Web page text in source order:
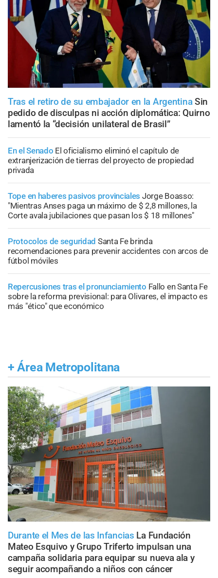
Tras el retiro de su embajador en la Argentina Sin
pedido de disculpas ni acción diplomática: Quirno
lamentó la “decisión unilateral de Brasil”
En el Senado El oficialismo eliminó el capítulo de
extranjerización de tierras del proyecto de propiedad
privada
Tope en haberes pasivos provinciales Jorge Boasso:
"Mientras Anses paga un máximo de $ 2,8 millones, la
Corte avala jubilaciones que pasan los $ 18 millones"
Protocolos de seguridad Santa Fe brinda
recomendaciones para prevenir accidentes con arcos de
fútbol móviles
Repercusiones tras el pronunciamiento Fallo en Santa Fe
sobre la reforma previsional: para Olivares, el impacto es
más "ético" que económico
+ Área Metropolitana
Durante el Mes de las Infancias La Fundación
Mateo Esquivo y Grupo Triferto impulsan una
campaña solidaria para equipar su nueva ala y
seguir acompañando a niños con cáncer